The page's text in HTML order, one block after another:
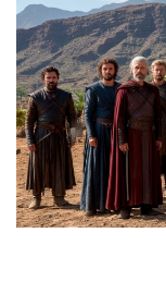
Технологии
Спорт
Туризм
Недвижимость